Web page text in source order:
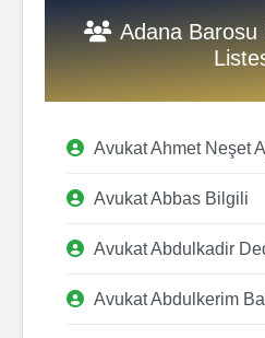
Adana Barosu
Avukat Ahmet Neşet
Avukat Abbas Bilgili
Avukat Abdulkadir
Avukat Abdulkerim